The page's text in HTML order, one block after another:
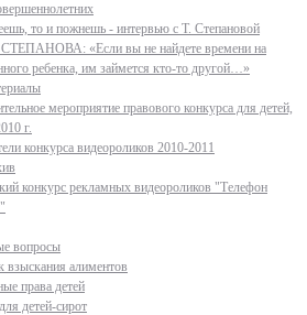
то и пожнешь - интервью с Т. Степановой
СТЕПАНОВА: «Если вы не найдете времени на
ребенка, им займется кто-то другой…»
мероприятие правового конкурса для детей,
г.
конкурса видеороликов 2010-2011
конкурс рекламных видеороликов "Телефон
вопросы
взыскания алиментов
права детей
детей-сирот